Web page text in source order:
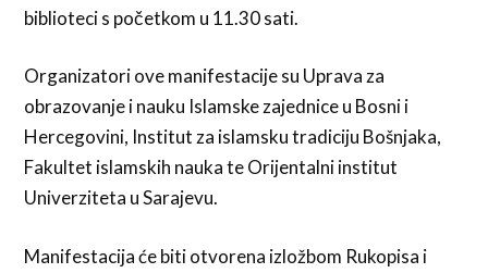
biblioteci s početkom u 11.30 sati.
Organizatori ove manifestacije su Uprava za
obrazovanje i nauku Islamske zajednice u Bosni i
Hercegovini, Institut za islamsku tradiciju Bošnjaka,
Fakultet islamskih nauka te Orijentalni institut
Univerziteta u Sarajevu.
Manifestacija će biti otvorena izložbom Rukopisa i